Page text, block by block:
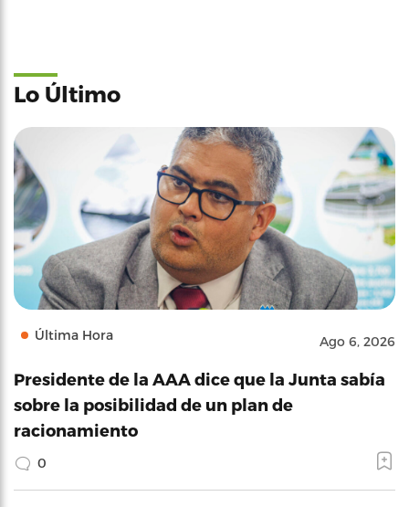
Lo Último
Última Hora Ago 6, 2026
Presidente de la AAA dice que la Junta sabía
sobre la posibilidad de un plan de
racionamiento
0